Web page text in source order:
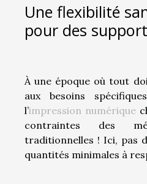
Une flexibilité
pour des
À une époque où tout
aux besoins
l’impression numérique
contraintes des
traditionnelles ! Ici, pas
quantités minimales à